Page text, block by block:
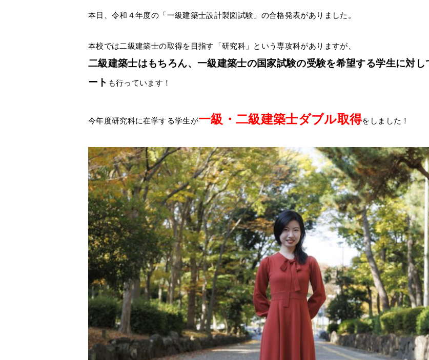
本日、令和４年度の「一級建築士設計製図試験」の合格発表がありました。
本校では二級建築士の取得を目指す「研究科」という専攻科がありますが、
二級建築士はもちろん、一級建築士の国家試験の受験を希望する学生に対し
ート も行っています！
今年度研究科に在学する学生が一級・二級建築士ダブル取得をしました！